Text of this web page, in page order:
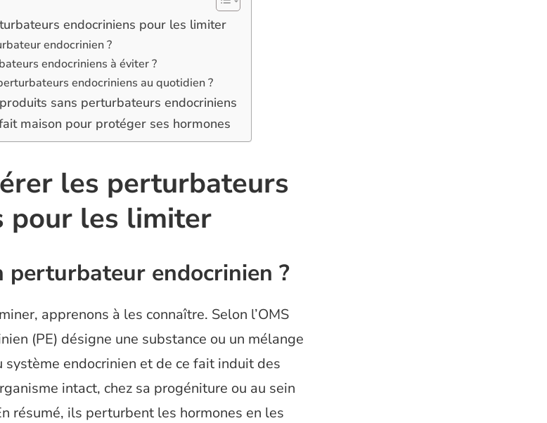
endocriniens pour les limiter
endocrinien ?
endocriniens à éviter ?
endocriniens au quotidien ?
sans perturbateurs endocriniens
maison pour protéger ses hormones
les perturbateurs
pour les limiter
perturbateur endocrinien ?
apprenons à les connaître. Selon l’OMS
(PE) désigne une substance ou un mélange
endocrinien et de ce fait induit des
intact, chez sa progéniture ou au sein
résumé, ils perturbent les hormones en les